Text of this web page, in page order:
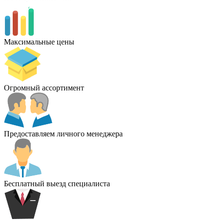
Максимальные цены
Огромный ассортимент
Предоставляем личного менеджера
Бесплатный выезд специалиста